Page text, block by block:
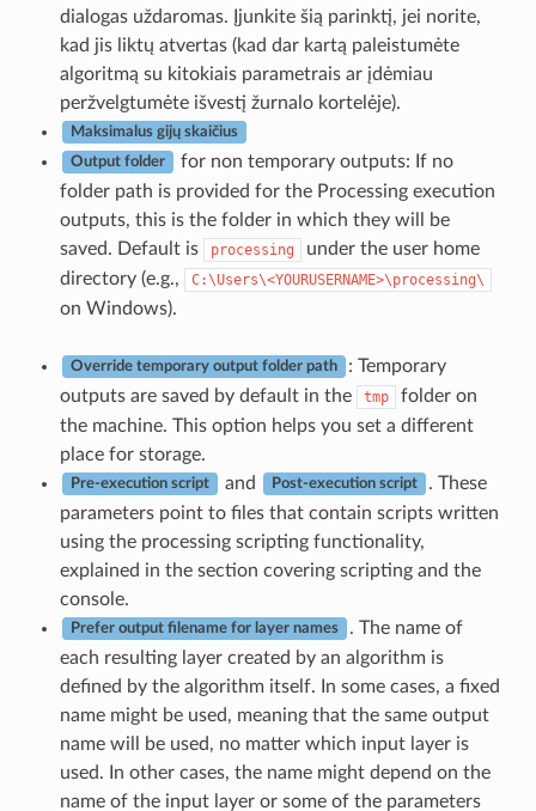
dialogas uždaromas. Įjunkite šią parinktį, jei norite,
kad jis liktų atvertas (kad dar kartą paleistumėte
algoritmą su kitokiais parametrais ar įdėmiau
peržvelgtumėte išvestį žurnalo kortelėje).
Maksimalus gijų skaičius
Output folder
for non temporary outputs: If no
folder path is provided for the Processing execution
outputs, this is the folder in which they will be
saved. Default is
processing
under the user home
directory (e.g.,
C:\Users\<YOURUSERNAME>\processing\
on Windows).
Override temporary output folder path
: Temporary
outputs are saved by default in the
tmp
folder on
the machine. This option helps you set a different
place for storage.
Pre-execution script and Post-execution script
. These
parameters point to files that contain scripts written
using the processing scripting functionality,
explained in the section covering scripting and the
console.
Prefer output filename for layer names
. The name of
each resulting layer created by an algorithm is
defined by the algorithm itself. In some cases, a fixed
name might be used, meaning that the same output
name will be used, no matter which input layer is
used. In other cases, the name might depend on the
name of the input layer or some of the parameters